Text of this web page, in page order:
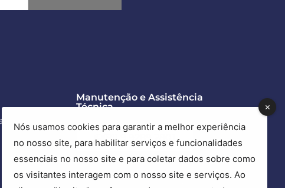
- Recife
Manutenção e Assistência
Técnica
(81) 9 9289.2801
Precisa de ajuda com suas esquadrias?
Esse é o nosso canal exclusivo para esse
Nós usamos cookies para garantir a melhor experiência
no nosso site, para habilitar serviços e funcionalidades
essenciais no nosso site e para coletar dados sobre como
os visitantes interagem com o nosso site e serviços. Ao